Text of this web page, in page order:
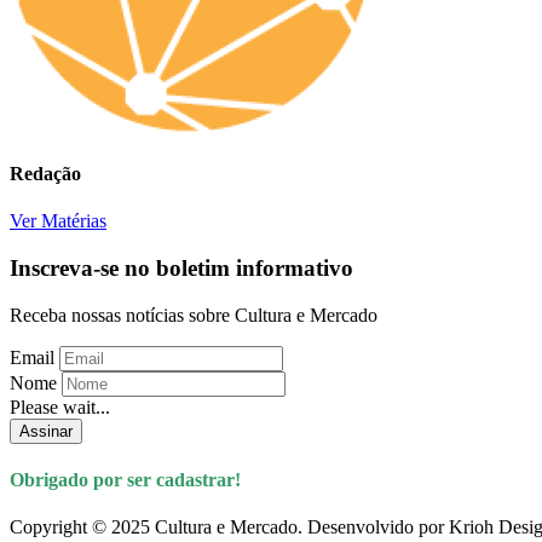
Redação
Ver Matérias
Inscreva-se no boletim informativo
Receba nossas notícias sobre Cultura e Mercado
Email
Nome
Please wait...
Assinar
Obrigado por ser cadastrar!
Copyright © 2025 Cultura e Mercado. Desenvolvido por Krioh